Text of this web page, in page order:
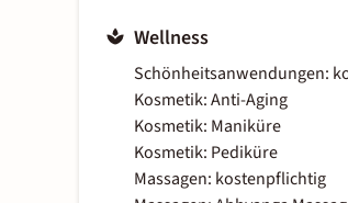
Wellness
Schönheitsanwendungen:
Kosmetik: Anti-Aging
Kosmetik: Maniküre
Kosmetik: Pediküre
Massagen: kostenpflichtig